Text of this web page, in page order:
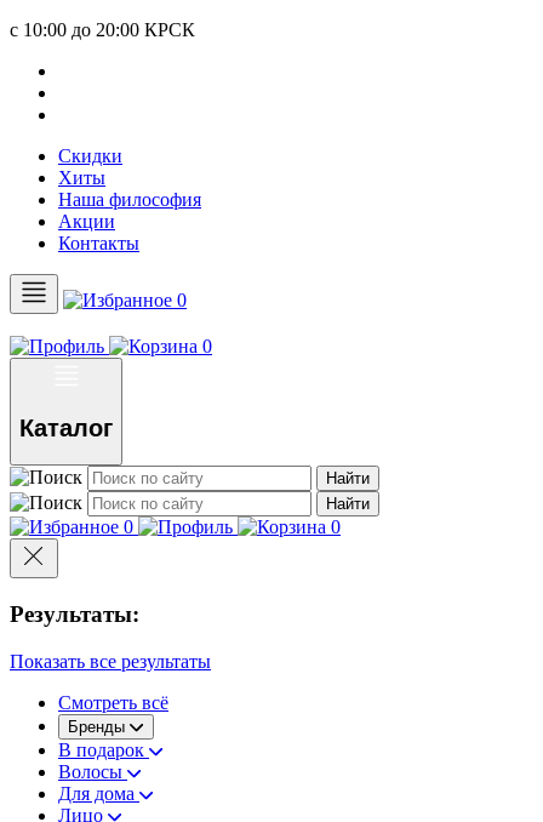
c 10:00 до 20:00 КРСК
Скидки
Хиты
Наша философия
Акции
Контакты
0
0
Каталог
Найти
Найти
0 0
Результаты:
Показать все результаты
Смотреть всё
Бренды
В подарок
Волосы
Для дома
Лицо